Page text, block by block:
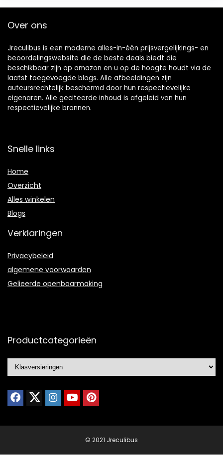
Over ons
Jreculibus is een moderne alles-in-één prijsvergelijkings- en
beoordelingswebsite die de beste deals biedt die
beschikbaar zijn op amazon en u op de hoogte houdt via de
laatst toegevoegde blogs. Alle afbeeldingen zijn
auteursrechtelijk beschermd door hun respectievelijke
eigenaren. Alle geciteerde inhoud is afgeleid van hun
respectievelijke bronnen.
Snelle links
Home
Overzicht
Alles winkelen
Blogs
Verklaringen
Privacybeleid
algemene voorwaarden
Gelieerde openbaarmaking
Productcategorieën
© 2021 Jreculibus